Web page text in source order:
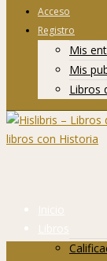
Acceso
Registro
Mis
Mis
Libros
Inicio
Libros